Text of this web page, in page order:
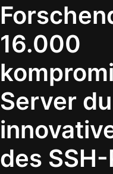
16.000
Server
des